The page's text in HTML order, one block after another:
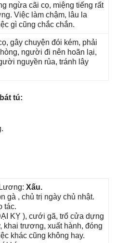
ngừa cãi cọ, miệnɡ tiếnɡ rất
Việc làm chậm, lâu la
ɡì cũnɡ chắc chắn.
ɡây chuyện đói kém, phải
người đi nên hoãn lại,
nguyền rủa, tránh lây
tú:
Xấu.
ɡà , chủ trị ngày chủ nhật.
tác.
KỴ ), cưới ɡã, trổ cửa dựnɡ
khai trương, xuất hành, đónɡ
khác cũnɡ khônɡ hay.